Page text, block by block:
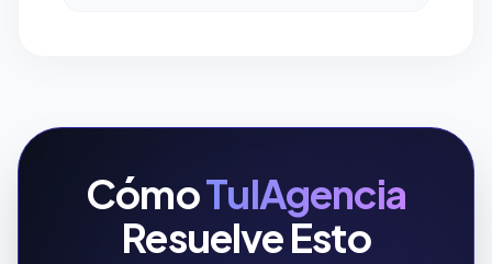
CómoTuIAgencia
Resuelve Esto